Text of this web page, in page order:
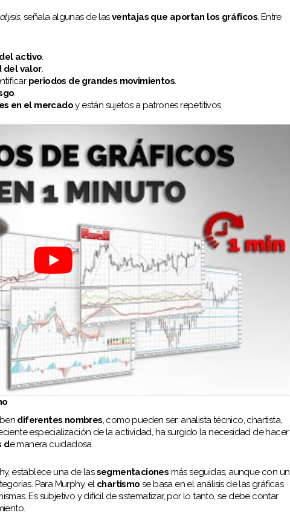
, señala algunas de lasventajas que aportan los gráficos . Entre
activo.
del valor.
periodos de grandes movimientos.
.
en el mercadoy están sujetos a patrones repetitivos.
diferentes nombres, como pueden ser: analista técnico, chartista,
especialización de la actividad, ha surgido la necesidad de hacer
de manera cuidadosa.
establece una de lassegmentaciones más seguidas, aunque con un
Para Murphy, el chartismo se basa en el análisis de las gráficas
Es subjetivo y difícil de sistematizar, por lo tanto, se debe contar